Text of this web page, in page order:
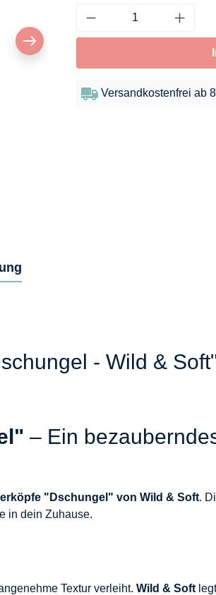
Versandkostenfrei ab
- Wild &
– Ein
"Dschungel" von Wild & Soft.
in dein Zuhause.
Textur verleiht. Wild & Soft